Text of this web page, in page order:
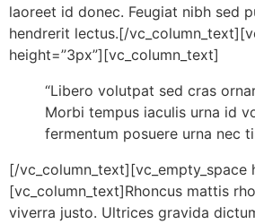
laoreet id donec. Feugiat nibh sed
hendrerit lectus.[/
height=”3px”][vc_column_text]
“Libero volutpat sed cras
Morbi tempus iaculis urna id
fermentum posuere urna nec
[/vc_column_text][vc_empty_space
[vc_column_text]Rhoncus mattis
viverra justo. Ultrices gravida